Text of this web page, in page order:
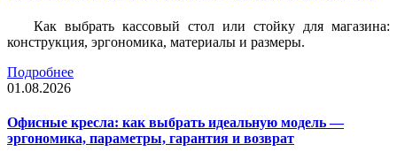
Как выбрать кассовый стол или стойку для магазина:
конструкция, эргономика, материалы и размеры.
Подробнее
01.08.2026
Офисные кресла: как выбрать идеальную модель —
эргономика, параметры, гарантия и возврат